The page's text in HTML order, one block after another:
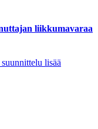
liikkumavaraa
lisää